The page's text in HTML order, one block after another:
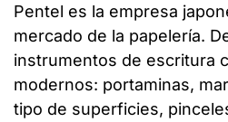
Pentel es la empresa
mercado de la papelería.
instrumentos de escritura
modernos: portaminas,
tipo de superficies,